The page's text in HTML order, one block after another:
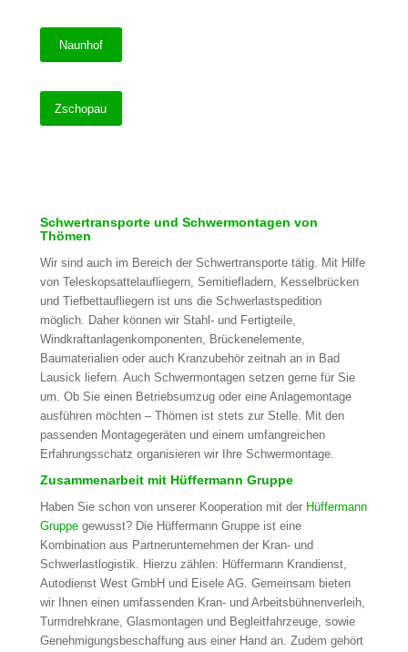
Naunhof
Zschopau
Schwertransporte und Schwermontagen von
Thömen
Wir sind auch im Bereich der Schwertransporte tätig. Mit Hilfe
von Teleskopsattelaufliegern, Semitiefladern, Kesselbrücken
und Tiefbettaufliegern ist uns die Schwerlastspedition
möglich. Daher können wir Stahl- und Fertigteile,
Windkraftanlagenkomponenten, Brückenelemente,
Baumaterialien oder auch Kranzubehör zeitnah an in Bad
Lausick liefern. Auch Schwermontagen setzen gerne für Sie
um. Ob Sie einen Betriebsumzug oder eine Anlagemontage
ausführen möchten – Thömen ist stets zur Stelle. Mit den
passenden Montagegeräten und einem umfangreichen
Erfahrungsschatz organisieren wir Ihre Schwermontage.
Zusammenarbeit mit Hüffermann Gruppe
Haben Sie schon von unserer Kooperation mit der Hüffermann
Gruppegewusst? Die Hüffermann Gruppe ist eine
Kombination aus Partnerunternehmen der Kran- und
Schwerlastlogistik. Hierzu zählen: Hüffermann Krandienst,
Autodienst West GmbH und Eisele AG. Gemeinsam bieten
wir Ihnen einen umfassenden Kran- und Arbeitsbühnenverleih,
Turmdrehkrane, Glasmontagen und Begleitfahrzeuge, sowie
Genehmigungsbeschaffung aus einer Hand an. Zudem gehört